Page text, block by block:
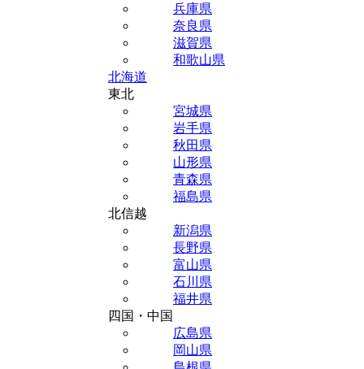
兵庫県
奈良県
滋賀県
和歌山県
北海道
東北
宮城県
岩手県
秋田県
山形県
青森県
福島県
北信越
新潟県
長野県
富山県
石川県
福井県
四国・中国
広島県
岡山県